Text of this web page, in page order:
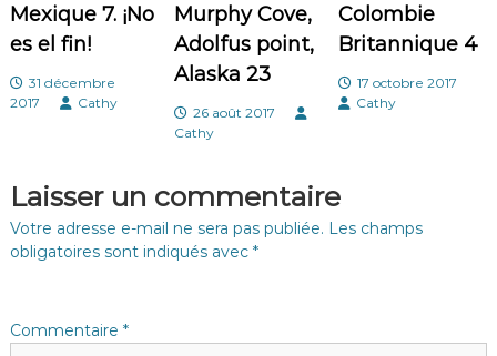
t
i
n
d
l
Mexique 7. ¡No
es el fin!
31 décembre
2017
Cathy
Murphy Cove,
Adolfus point,
Alaska 23
26 août 2017
Cathy
Colombie
Britannique 4
17 octobre 2017
Cathy
Laisser un commentaire
Votre adresse e-mail ne sera pas publiée. Les champs
obligatoires sont indiqués avec *
Commentaire *